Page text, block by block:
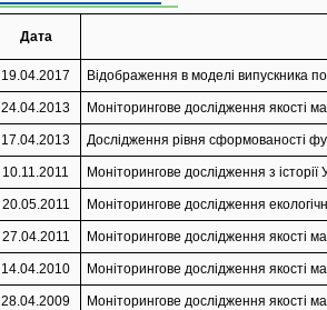
Дата
19.04.2017 Відображення в моделі випускника
24.04.2013 Моніторингове дослідження якості
17.04.2013 Дослідження рівня сформованості
10.11.2011 Моніторингове дослідження з історії
20.05.2011 Моніторингове дослідження
27.04.2011 Моніторингове дослідження якості
14.04.2010 Моніторингове дослідження якості
28.04.2009 Моніторингове дослідження якості